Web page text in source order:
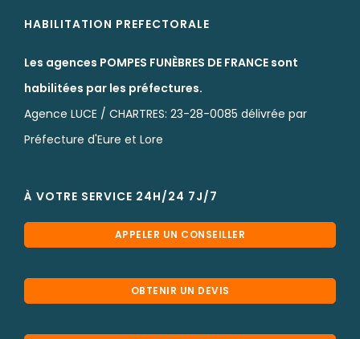
HABILITATION PREFECTORALE
Les agences POMPES FUNÈBRES DE FRANCE sont
habilitées par les préfectures.
Agence LUCE / CHARTRES: 23-28-0085 délivrée par
Préfecture d'Eure et Lore
À VOTRE SERVICE 24H/24 7J/7
APPELER UN CONSEILLER
OBTENIR UN DEVIS